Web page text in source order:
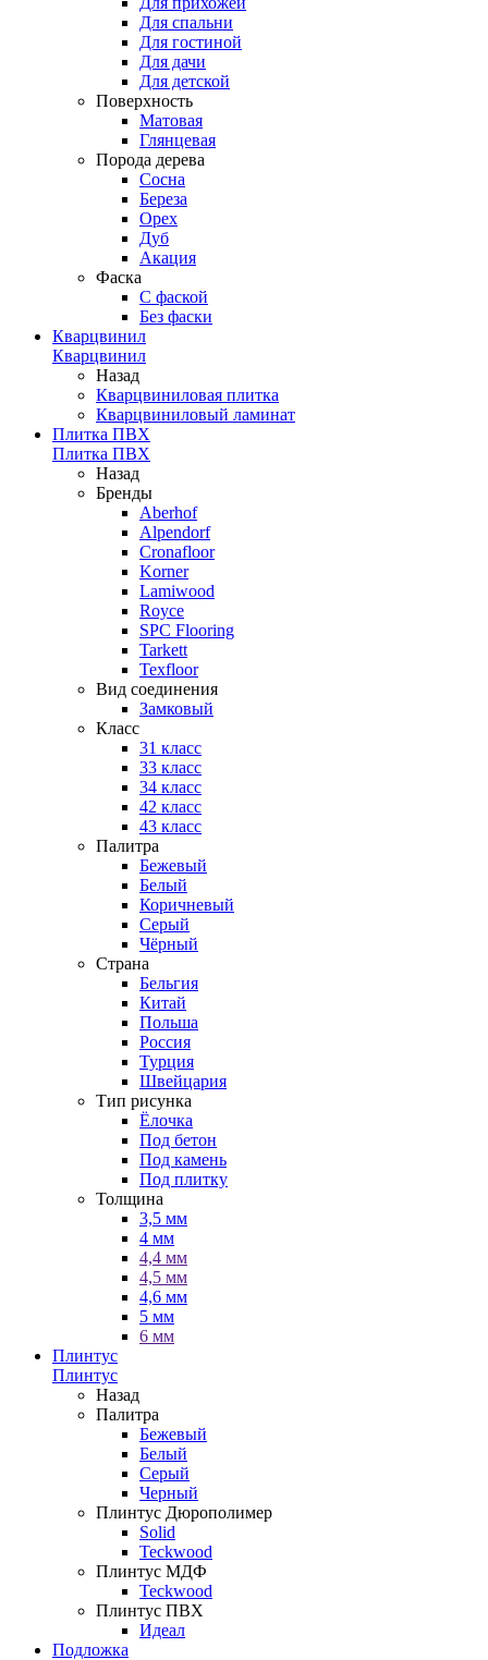
Для спальни
Для гостиной
Для дачи
Для детской
Поверхность
Матовая
Глянцевая
Порода дерева
Сосна
Береза
Орех
Дуб
Акация
Фаска
С фаской
Без фаски
Кварцвинил
Кварцвинил
Назад
Кварцвиниловая плитка
Кварцвиниловый ламинат
Плитка ПВХ
Плитка ПВХ
Назад
Бренды
Aberhof
Alpendorf
Cronafloor
Korner
Lamiwood
Royce
SPC Flooring
Tarkett
Texfloor
Вид соединения
Замковый
Класс
31 класс
33 класс
34 класс
42 класс
43 класс
Палитра
Бежевый
Белый
Коричневый
Серый
Чёрный
Страна
Бельгия
Китай
Польша
Россия
Турция
Швейцария
Тип рисунка
Ёлочка
Под бетон
Под камень
Под плитку
Толщина
3,5 мм
4 мм
4,4 мм
4,5 мм
4,6 мм
5 мм
6 мм
Плинтус
Плинтус
Назад
Палитра
Бежевый
Белый
Серый
Черный
Плинтус Дюрополимер
Solid
Teckwood
Плинтус МДФ
Teckwood
Плинтус ПВХ
Идеал
Подложка